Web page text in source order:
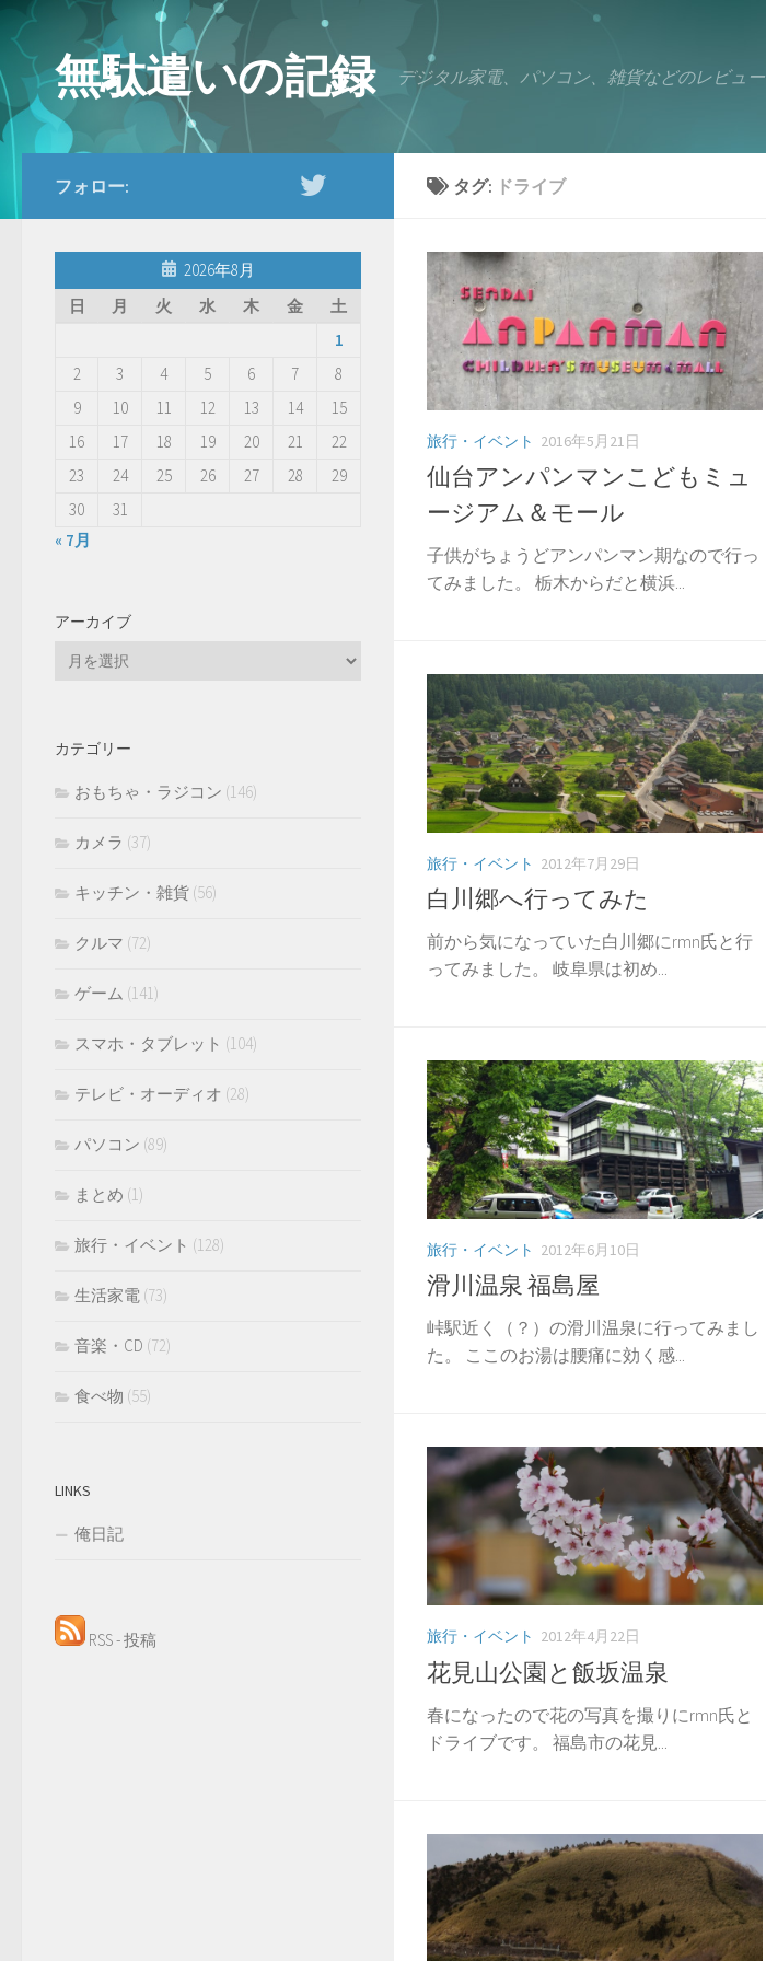
コンテンツへスキップ
無駄遣いの記録 デジタル家電、パソコン、雑貨などのレビュー
タグ: ドライブ
旅行・イベント 2016年5月21日
仙台アンパンマンこどもミュ
ージアム＆モール
子供がちょうどアンパンマン期なので行っ
てみました。 栃木からだと横浜...
旅行・イベント 2012年7月29日
白川郷へ行ってみた
前から気になっていた白川郷にrmn氏と行
ってみました。 岐阜県は初め...
旅行・イベント 2012年6月10日
滑川温泉 福島屋
峠駅近く（？）の滑川温泉に行ってみまし
た。 ここのお湯は腰痛に効く感...
旅行・イベント 2012年4月22日
花見山公園と飯坂温泉
春になったので花の写真を撮りにrmn氏と
ドライブです。 福島市の花見...
フォロー:
2026年8月
日
月 火 水 木 金
土
1
2
3 4 5 6 7
8
9
10 11 12 13 14
15
16
17 18 19 20 21
22
23
24 25 26 27 28
29
30
31
« 7月
アーカイブ
ブ
カテゴリー
おもちゃ・ラジコン (146)
カメラ (37)
キッチン・雑貨 (56)
クルマ (72)
ゲーム (141)
スマホ・タブレット (104)
テレビ・オーディオ (28)
パソコン (89)
まとめ (1)
旅行・イベント (128)
生活家電 (73)
音楽・CD (72)
食べ物 (55)
LINKS
俺日記
RSS - 投稿